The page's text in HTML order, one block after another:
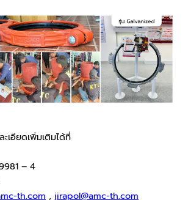
เอียดเพิ่มเติมได้ที่
– 4
th.com , jirapol@amc-th.com